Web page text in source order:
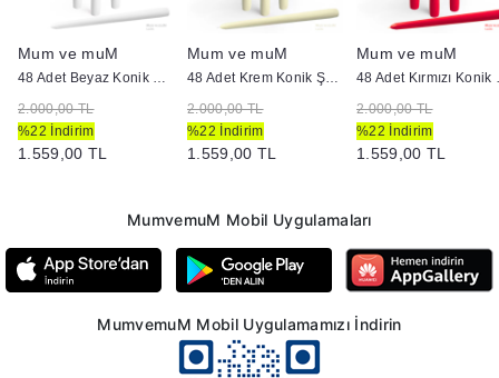
Mum ve muM
48 Adet Beyaz Konik Şamdan Mum
2.000,00 TL
%22 İndirim
1.559,00 TL
Mum ve muM
48 Adet Krem Konik Şamdan Mum
2.000,00 TL
%22 İndirim
1.559,00 TL
Mum ve muM
48
2.000,00 TL
%22 İndirim
1.559,00 TL
MumvemuM Mobil Uygulamaları
MumvemuM Mobil Uygulamamızı İndirin